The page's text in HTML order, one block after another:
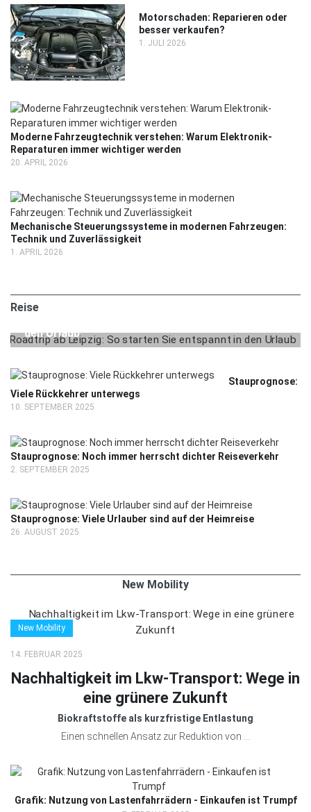
Motorschaden: Reparieren oder
besser verkaufen?
1. JULI 2026
Moderne Fahrzeugtechnik verstehen: Warum Elektronik-
Reparaturen immer wichtiger werden
20. APRIL 2026
Mechanische Steuerungssysteme in modernen Fahrzeugen:
Technik und Zuverlässigkeit
1. APRIL 2026
Reise
REISE 2. MAI 2025
den Urlaub
Stauprognose:
Viele Rückkehrer unterwegs
10. SEPTEMBER 2025
Stauprognose: Noch immer herrscht dichter Reiseverkehr
2. SEPTEMBER 2025
Stauprognose: Viele Urlauber sind auf der Heimreise
26. AUGUST 2025
New Mobility
New Mobility
14. FEBRUAR 2025
Nachhaltigkeit im Lkw-Transport: Wege in
eine grünere Zukunft
Biokraftstoffe als kurzfristige Entlastung
Einen schnellen Ansatz zur Reduktion von ...
Grafik: Nutzung von Lastenfahrrädern - Einkaufen ist Trumpf